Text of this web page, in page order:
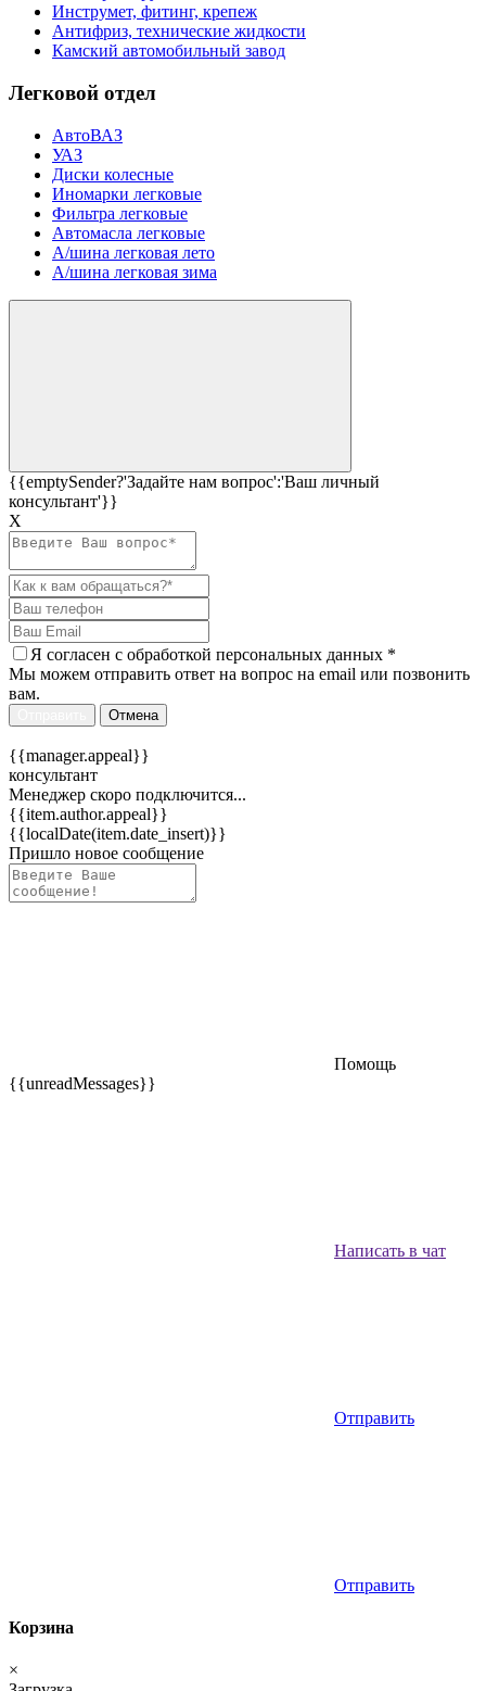
Инструмет, фитинг, крепеж
Антифриз, технические жидкости
Камский автомобильный завод
Легковой отдел
АвтоВАЗ
УАЗ
Диски колесные
Иномарки легковые
Фильтра легковые
Автомасла легковые
А/шина легковая лето
А/шина легковая зима
{{emptySender?'Задайте нам вопрос':'Ваш личный
консультант'}}
Х
Я согласен c обработкой персональных данных *
Мы можем отправить ответ на вопрос на email или позвонить
вам.
Отмена
{{manager.appeal}}
консультант
Менеджер скоро подключится...
{{item.author.appeal}}
{{localDate(item.date_insert)}}
Пришло новое сообщение
Помощь
{{unreadMessages}}
Написать в чат
Отправить
Отправить
Корзина
×